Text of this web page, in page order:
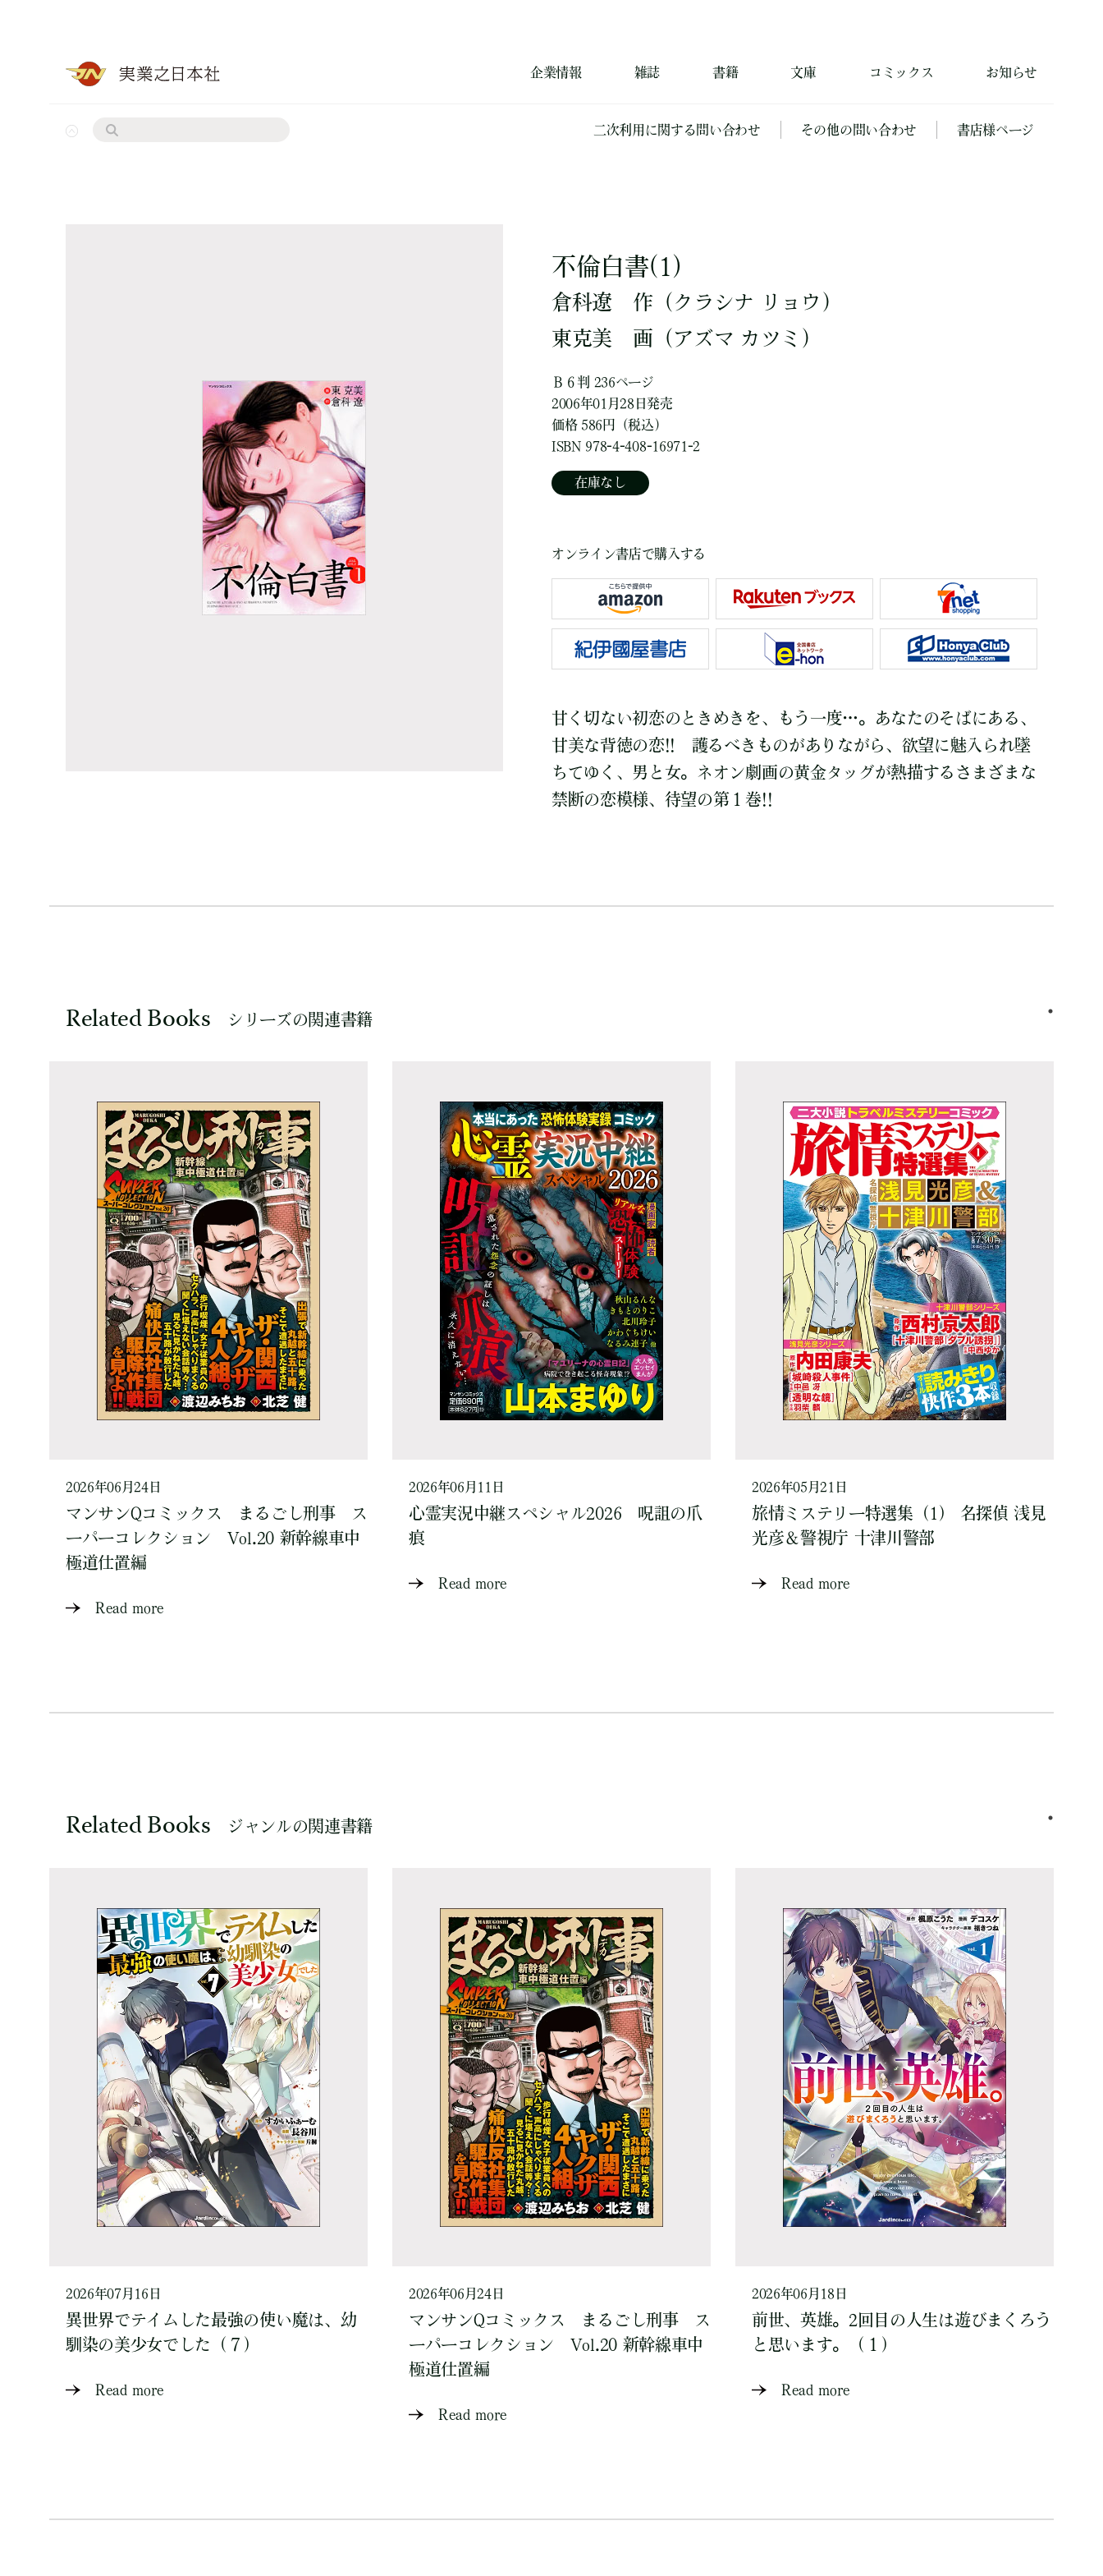
企業情報 雑誌 書籍 文庫 コミックス お知らせ
二次利用に関する問い合わせ その他の問い合わせ 書店様ページ
不倫白書(1)
倉科遼 作 （クラシナ リョウ）
東克美
画 （アズマ カツミ）
Ｂ６判 236ページ
2006年01月28日発売
価格 586円（税込）
ISBN 978-4-408-16971-2
在庫なし
オンライン書店で購入する
甘く切ない初恋のときめきを、もう一度…。あなたのそばにある、
甘美な背徳の恋!! 護るべきものがありながら、欲望に魅入られ墜
ちてゆく、男と女。ネオン劇画の黄金タッグが熱描するさまざまな
禁断の恋模様、待望の第１巻!!
Related Books シリーズの関連書籍
2026年06月24日
マンサンQコミックス まるごし刑事 ス
ーパーコレクション Vol.20 新幹線車中
極道仕置編
Read more
2026年06月11日
心霊実況中継スペシャル2026 呪詛の爪
痕
Read more
2026年05月21日
旅情ミステリー特選集（1） 名探偵 浅見
光彦＆警視庁 十津川警部
Read more
Related Books ジャンルの関連書籍
2026年07月16日
異世界でテイムした最強の使い魔は、幼
馴染の美少女でした（７）
Read more
2026年06月24日
マンサンQコミックス まるごし刑事 ス
ーパーコレクション Vol.20 新幹線車中
極道仕置編
Read more
2026年06月18日
前世、英雄。2回目の人生は遊びまくろう
と思います。（１）
Read more